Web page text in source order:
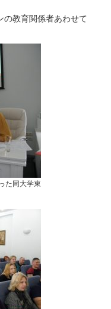
の教育関係者あわせて
た同大学東